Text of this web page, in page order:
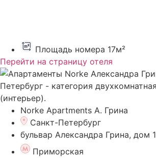
Площадь номера 17м²
Перейти на страницу отеля
Norke Apartments А. Грина
Санкт-Петербург
бульвар Александра Грина, дом 1
Приморская